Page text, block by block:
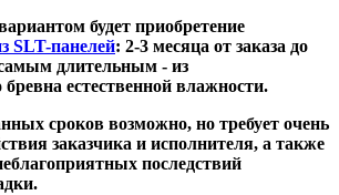
будет приобретение
SLT-панелей: 2-3 месяца от заказа до
длительным - из
естественной влажности.
сроков возможно, но требует очень
заказчика и исполнителя, а также
последствий